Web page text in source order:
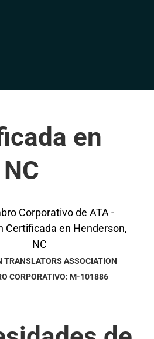
en
TRANSLATORS ASSOCIATION
CORPORATIVO: M-101886